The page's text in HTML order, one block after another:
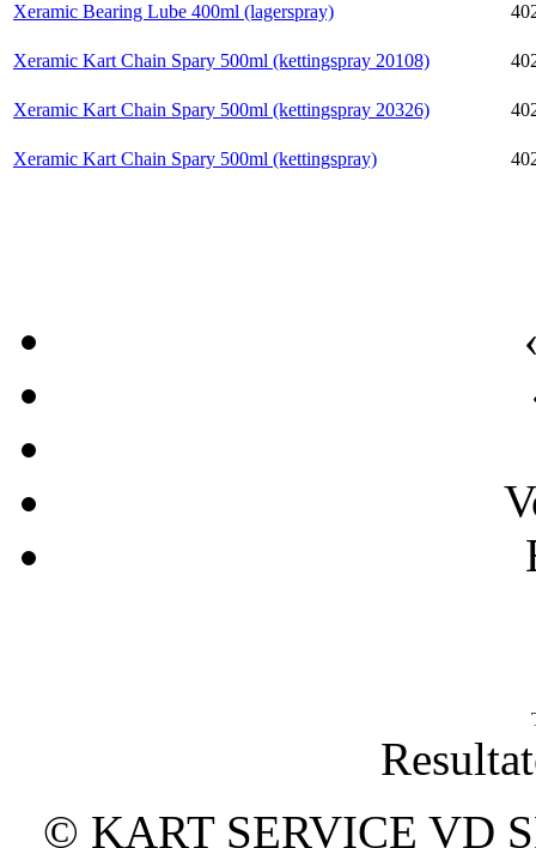
Xeramic Bearing Lube 400ml (lagerspray)
Xeramic Kart Chain Spary 500ml (kettingspray 20108)
Xeramic Kart Chain Spary 500ml (kettingspray 20326)
Xeramic Kart Chain Spary 500ml (kettingspray)
© KART SERVICE VD